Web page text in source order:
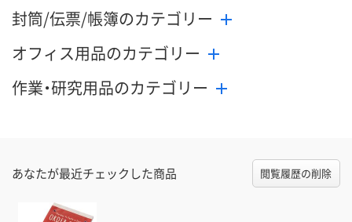
封筒/伝票/帳簿のカテゴリー
オフィス用品のカテゴリー
作業・研究用品のカテゴリー
あなたが最近チェックした商品 閲覧履歴の削除